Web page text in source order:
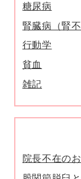
糖尿病
腎臓病（腎不
行動学
貧血
雑記
院長不在の